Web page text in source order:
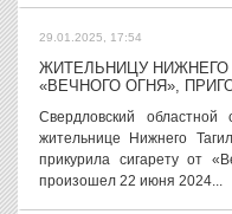
29.01.2025, 17:54
ЖИТЕЛЬНИЦУ
«ВЕЧНОГО ОГНЯ»,
Свердловский
жительнице Нижнего
прикурила сигарету от
произошел 22 июня 2024...